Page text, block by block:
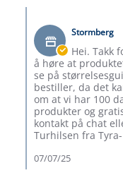
2025
on
7
Jul
2025
Butikkeier
on
Review
by
Camilla
S.
on
Jul
Stormberg
Hei. Takk
å høre at
se på
bestiller, da det
om at vi har 100
produkter og
kontakt på chat
Turhilsen fra
07/07/25
Kontakt oss
Kundeklubb
Våre butikker
Bedrift, barnehage
Etisk handel
Dyreetikk
1% til samfunnet
Inkludering
Materialer
Personvern
Trelagsprinsippet
Alt du trenger til
Dette trenger du
Gravidklær
Hvordan velge
Norgesferie 🇳🇴
Få turinspirasjon